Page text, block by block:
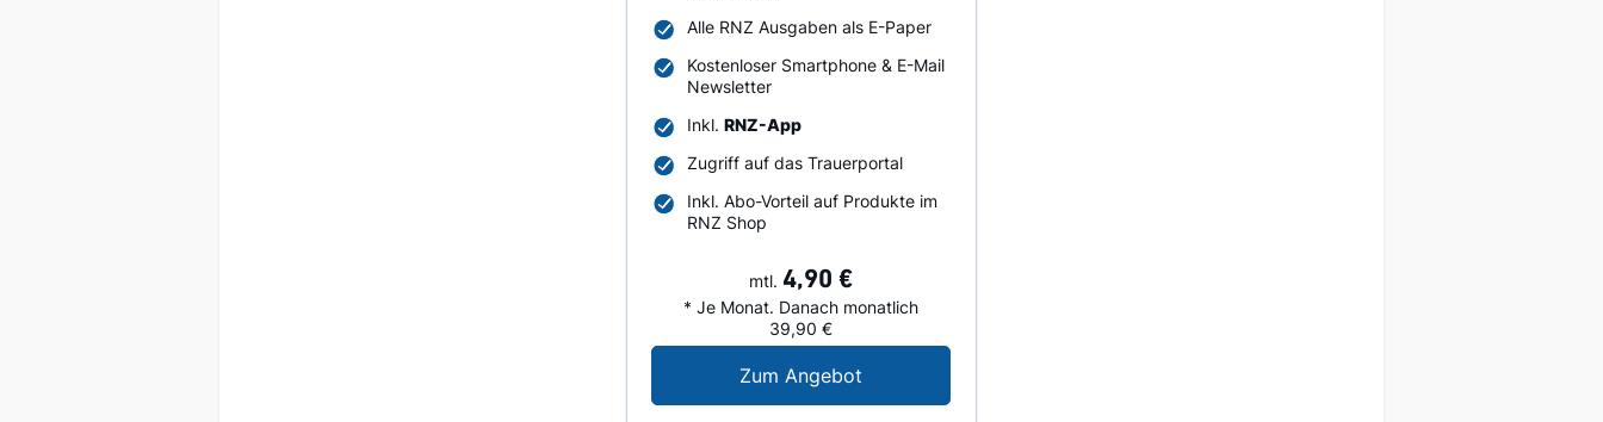
Alle RNZ Ausgaben als E-Paper
Kostenloser Smartphone & E-Mail
Newsletter
Inkl.RNZ-App
Zugriff auf das Trauerportal
Inkl. Abo-Vorteil auf Produkte im
RNZ Shop
mtl. 4,90 €
* Je Monat. Danach monatlich
39,90 €
Zum Angebot